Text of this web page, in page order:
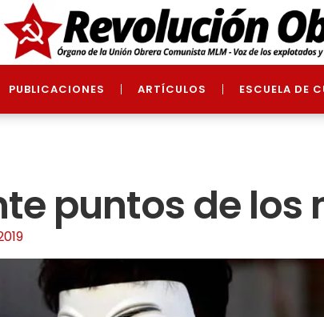
PUBLICACIONES ARTÍCULOS ESCUELA DE
puntos de